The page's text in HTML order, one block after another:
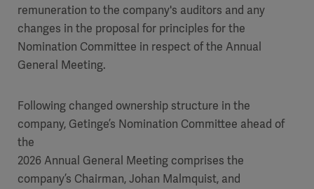
remuneration to the company's auditors and any
changes in the proposal for principles for the
Nomination Committee in respect of the Annual
General Meeting.
Following changed ownership structure in the
company, Getinge’s Nomination Committee ahead of
the
2026 Annual General Meeting comprises the
company’s Chairman, Johan Malmquist, and